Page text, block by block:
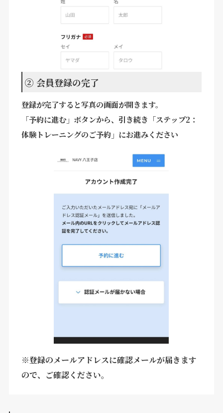
② 会員登録の完了
登録が完了すると写真の画面が開きます。
「予約に進む」ボタンから、引き続き「ステップ2：
体験トレーニングのご予約」にお進みください
※登録のメールアドレスに確認メールが届きます
ので、ご確認ください。